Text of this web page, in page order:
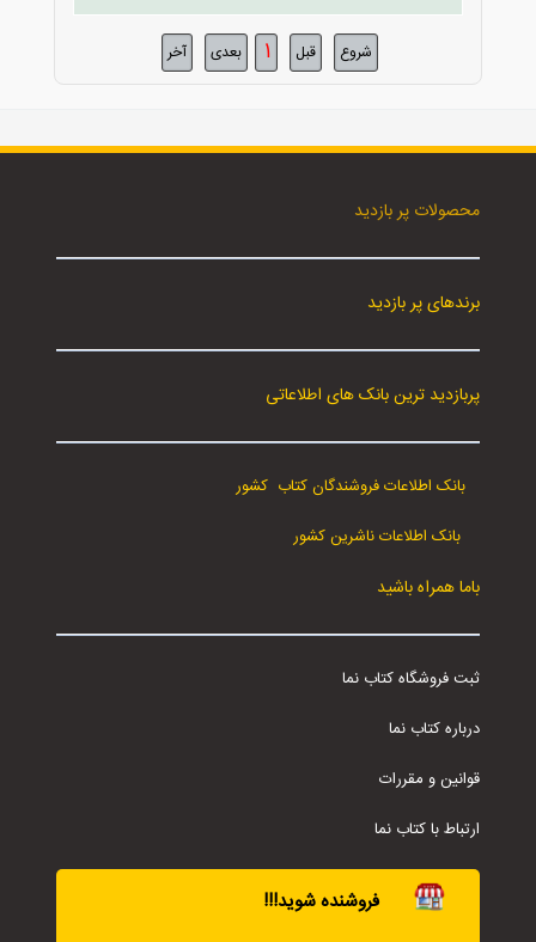
شروع قبل 1 بعدی آخر
محصولات پر بازدید
برندهای پر بازدید
پربازدید ترین بانک های اطلاعاتی
بانک اطلاعات فروشندگان کتاب کشور
بانک اطلاعات ناشرین کشور
باما همراه باشید
ثبت فروشگاه کتاب نما
درباره کتاب نما
قوانین و مقررات
ارتباط با کتاب نما
فروشنده شوید!!!